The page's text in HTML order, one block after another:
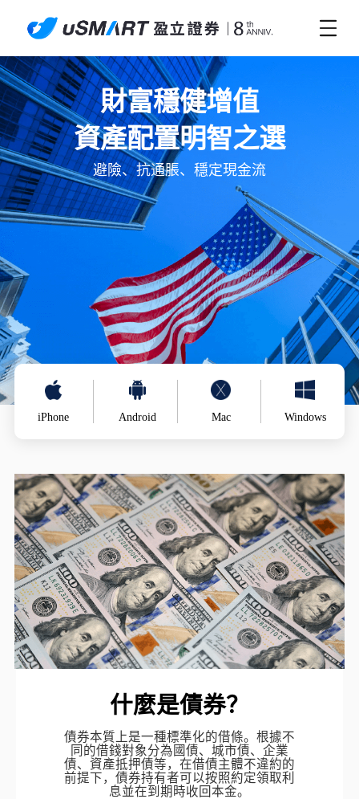
財富穩健增值
資產配置明智之選
避險、抗通脹、穩定現金流
iPhone Android Mac Windows
什麼是債券？
債券本質上是一種標準化的借條。根據不
同的借錢對象分為國債、城市債、企業
債、資產抵押債等，在借債主體不違約的
前提下，債券持有者可以按照約定領取利
息並在到期時收回本金。